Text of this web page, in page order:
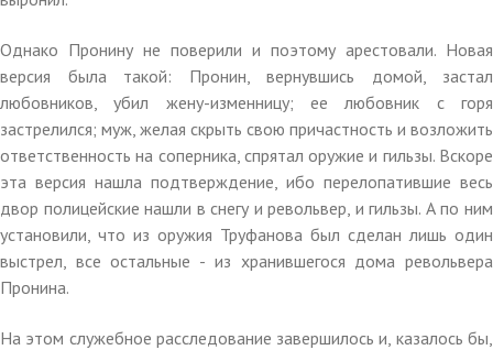
Однако Пронину не поверили и поэтому арестовали. Новая
версия была такой: Пронин, вернувшись домой, застал
любовников, убил жену-изменницу; ее любовник с горя
застрелился; муж, желая скрыть свою причастность и возложить
ответственность на соперника, спрятал оружие и гильзы. Вскоре
эта версия нашла подтверждение, ибо перелопатившие весь
двор полицейские нашли в снегу и револьвер, и гильзы. А по ним
установили, что из оружия Труфанова был сделан лишь один
выстрел, все остальные - из хранившегося дома револьвера
Пронина.
На этом служебное расследование завершилось и, казалось бы,